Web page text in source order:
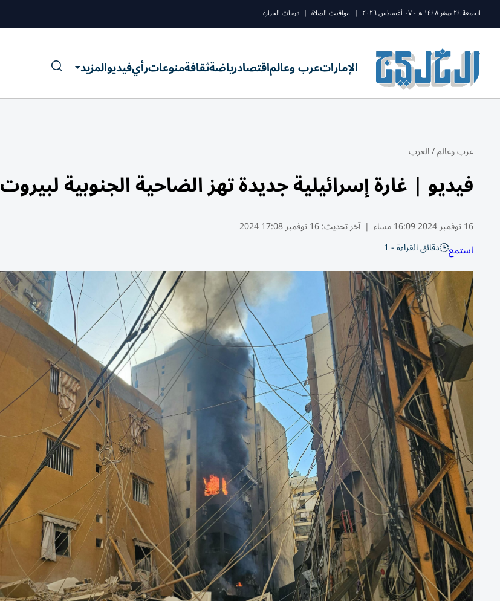
الجمعة ٢٤ صفر ١٤٤٨ ه - ٠٧ أغسطس ٢٠٢٦ | مواقيت الصلاة | درجات الحرارة
الإماراتعرب وعالماقتصادرياضةثقافةمنوعاترأيفيديوالمزيد
عرب وعالم/العرب
فيديو | غارة إسرائيلية جديدة تهز الضاحية الجنوبية لبيروت
16 نوفمبر 2024 16:09 مساء | آخر تحديث:16 نوفمبر 17:08 2024
استمع دقائق القراءة - 1